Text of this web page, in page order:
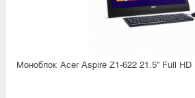
Моноблок Acer Aspire Z1-622 21.5'' Full HD